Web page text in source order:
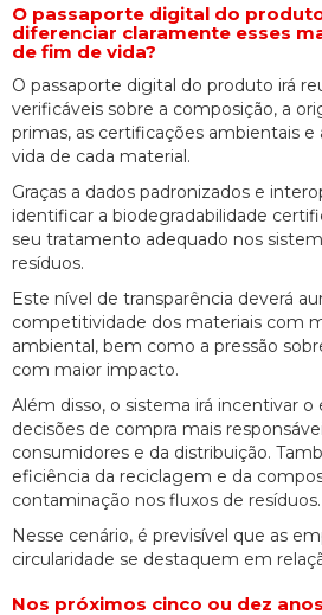
O passaporte digital do
diferenciar claramente esses
de fim de vida?
O passaporte digital do produto irá
verificáveis sobre a composição, a
primas, as certificações ambientais
vida de cada material.
Graças a dados padronizados e
identificar a biodegradabilidade
seu tratamento adequado nos
resíduos.
Este nível de transparência deverá
competitividade dos materiais com
ambiental, bem como a pressão
com maior impacto.
Além disso, o sistema irá incentivar
decisões de compra mais
consumidores e da distribuição.
eficiência da reciclagem e da
contaminação nos fluxos de resíduos.
Nesse cenário, é previsível que as
circularidade se destaquem em
Nos próximos cinco ou dez